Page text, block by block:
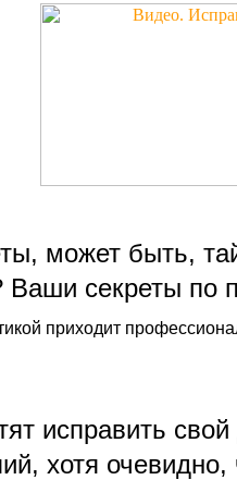
может быть,
Ваши секреты по
приходит
исправить
хотя